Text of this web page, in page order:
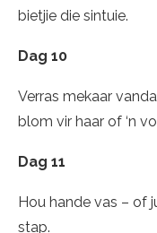
bietjie die sintuie.
Dag 10
Verras mekaar
blom vir haar of ‘n
Dag 11
Hou hande vas – of
stap.